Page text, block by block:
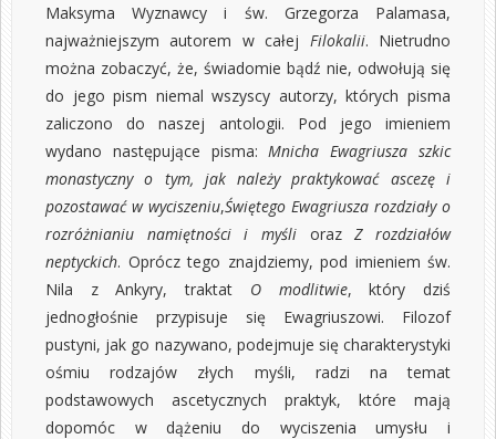
Maksyma Wyznawcy i św. Grzegorza Palamasa,
najważniejszym autorem w całej Filokalii. Nietrudno
można zobaczyć, że, świadomie bądź nie, odwołują się
do jego pism niemal wszyscy autorzy, których pisma
zaliczono do naszej antologii. Pod jego imieniem
wydano następujące pisma:Mnicha Ewagriusza szkic
monastyczny o tym, jak należy praktykować ascezę i
pozostawać w wyciszeniu,Świętego Ewagriusza rozdziały o
rozróżnianiu namiętności i myśli orazZ rozdziałów
neptyckich. Oprócz tego znajdziemy, pod imieniem św.
Nila z Ankyry, traktat O modlitwie, który dziś
jednogłośnie przypisuje się Ewagriuszowi. Filozof
pustyni, jak go nazywano, podejmuje się charakterystyki
ośmiu rodzajów złych myśli, radzi na temat
podstawowych ascetycznych praktyk, które mają
dopomóc w dążeniu do wyciszenia umysłu i